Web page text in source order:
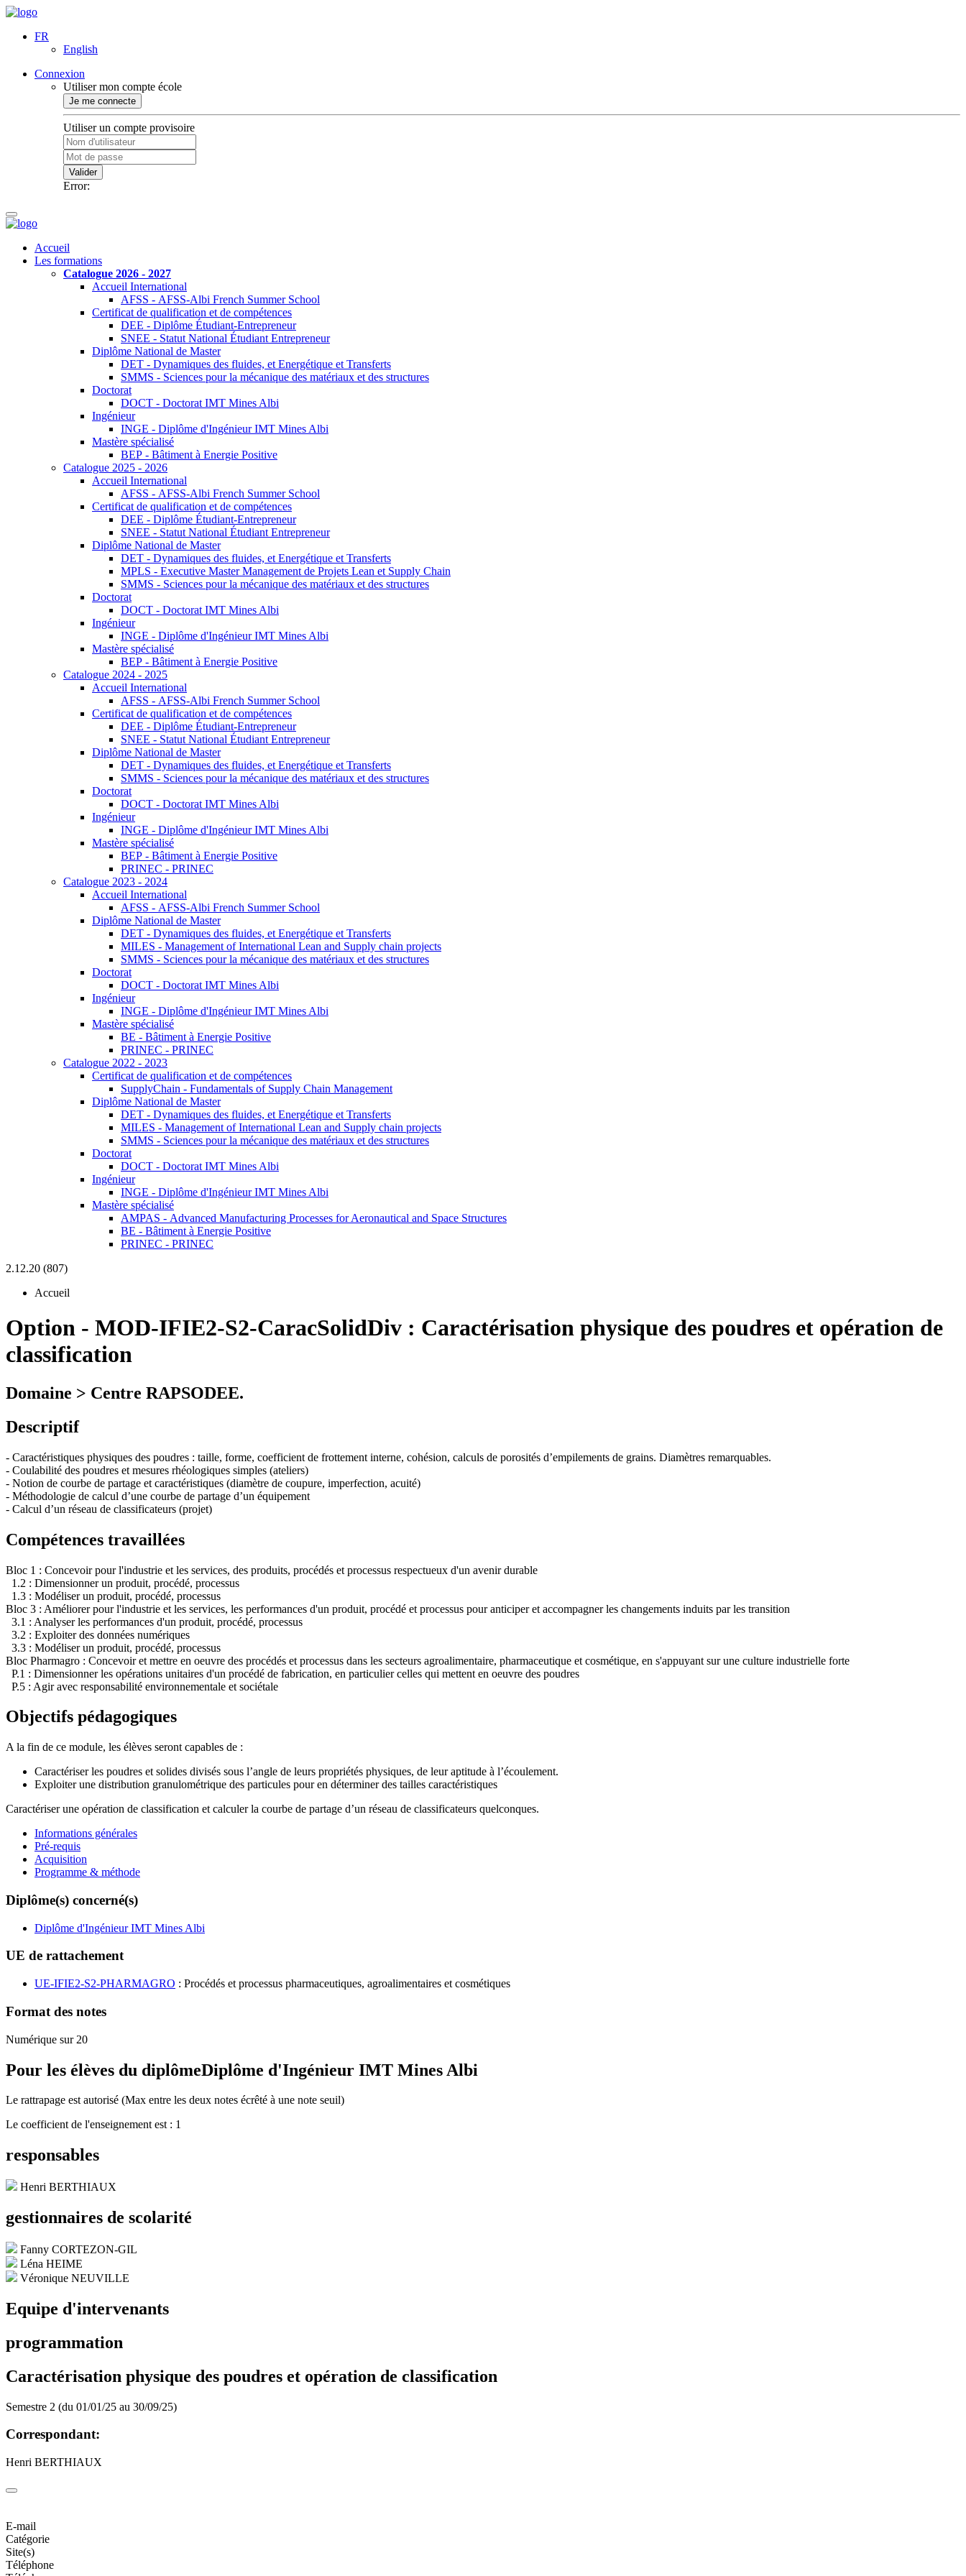
FR
English
Connexion
Utiliser mon compte école
Je me connecte
Utiliser un compte provisoire
Valider
Error:
Accueil
Les formations
Catalogue 2026 - 2027
Accueil International
AFSS - AFSS-Albi French Summer School
Certificat de qualification et de compétences
DEE - Diplôme Étudiant-Entrepreneur
SNEE - Statut National Étudiant Entrepreneur
Diplôme National de Master
DET - Dynamiques des fluides, et Energétique et Transferts
SMMS - Sciences pour la mécanique des matériaux et des structures
Doctorat
DOCT - Doctorat IMT Mines Albi
Ingénieur
INGE - Diplôme d'Ingénieur IMT Mines Albi
Mastère spécialisé
BEP - Bâtiment à Energie Positive
Catalogue 2025 - 2026
Accueil International
AFSS - AFSS-Albi French Summer School
Certificat de qualification et de compétences
DEE - Diplôme Étudiant-Entrepreneur
SNEE - Statut National Étudiant Entrepreneur
Diplôme National de Master
DET - Dynamiques des fluides, et Energétique et Transferts
MPLS - Executive Master Management de Projets Lean et Supply Chain
SMMS - Sciences pour la mécanique des matériaux et des structures
Doctorat
DOCT - Doctorat IMT Mines Albi
Ingénieur
INGE - Diplôme d'Ingénieur IMT Mines Albi
Mastère spécialisé
BEP - Bâtiment à Energie Positive
Catalogue 2024 - 2025
Accueil International
AFSS - AFSS-Albi French Summer School
Certificat de qualification et de compétences
DEE - Diplôme Étudiant-Entrepreneur
SNEE - Statut National Étudiant Entrepreneur
Diplôme National de Master
DET - Dynamiques des fluides, et Energétique et Transferts
SMMS - Sciences pour la mécanique des matériaux et des structures
Doctorat
DOCT - Doctorat IMT Mines Albi
Ingénieur
INGE - Diplôme d'Ingénieur IMT Mines Albi
Mastère spécialisé
BEP - Bâtiment à Energie Positive
PRINEC - PRINEC
Catalogue 2023 - 2024
Accueil International
AFSS - AFSS-Albi French Summer School
Diplôme National de Master
DET - Dynamiques des fluides, et Energétique et Transferts
MILES - Management of International Lean and Supply chain projects
SMMS - Sciences pour la mécanique des matériaux et des structures
Doctorat
DOCT - Doctorat IMT Mines Albi
Ingénieur
INGE - Diplôme d'Ingénieur IMT Mines Albi
Mastère spécialisé
BE - Bâtiment à Energie Positive
PRINEC - PRINEC
Catalogue 2022 - 2023
Certificat de qualification et de compétences
SupplyChain - Fundamentals of Supply Chain Management
Diplôme National de Master
DET - Dynamiques des fluides, et Energétique et Transferts
MILES - Management of International Lean and Supply chain projects
SMMS - Sciences pour la mécanique des matériaux et des structures
Doctorat
DOCT - Doctorat IMT Mines Albi
Ingénieur
INGE - Diplôme d'Ingénieur IMT Mines Albi
Mastère spécialisé
AMPAS - Advanced Manufacturing Processes for Aeronautical and Space Structures
BE - Bâtiment à Energie Positive
PRINEC - PRINEC
2.12.20 (807)
Accueil
Option - MOD-IFIE2-S2-CaracSolidDiv : Caractérisation physique des poudres et opération de
classification
Domaine > Centre RAPSODEE.
Descriptif
- Caractéristiques physiques des poudres : taille, forme, coefficient de frottement interne, cohésion, calculs de porosités d’empilements de grains. Diamètres remarquables.
- Coulabilité des poudres et mesures rhéologiques simples (ateliers)
- Notion de courbe de partage et caractéristiques (diamètre de coupure, imperfection, acuité)
- Méthodologie de calcul d’une courbe de partage d’un équipement
- Calcul d’un réseau de classificateurs (projet)
Compétences travaillées
Bloc 1 : Concevoir pour l'industrie et les services, des produits, procédés et processus respectueux d'un avenir durable
1.2 : Dimensionner un produit, procédé, processus
1.3 : Modéliser un produit, procédé, processus
Bloc 3 : Améliorer pour l'industrie et les services, les performances d'un produit, procédé et processus pour anticiper et accompagner les changements induits par les transition
3.1 : Analyser les performances d'un produit, procédé, processus
3.2 : Exploiter des données numériques
3.3 : Modéliser un produit, procédé, processus
Bloc Pharmagro : Concevoir et mettre en oeuvre des procédés et processus dans les secteurs agroalimentaire, pharmaceutique et cosmétique, en s'appuyant sur une culture industrielle forte
P.1 : Dimensionner les opérations unitaires d'un procédé de fabrication, en particulier celles qui mettent en oeuvre des poudres
P.5 : Agir avec responsabilité environnementale et sociétale
Objectifs pédagogiques
A la fin de ce module, les élèves seront capables de :
Caractériser les poudres et solides divisés sous l’angle de leurs propriétés physiques, de leur aptitude à l’écoulement.
Exploiter une distribution granulométrique des particules pour en déterminer des tailles caractéristiques
Caractériser une opération de classification et calculer la courbe de partage d’un réseau de classificateurs quelconques.
Informations générales
Pré-requis
Acquisition
Programme & méthode
Diplôme(s) concerné(s)
Diplôme d'Ingénieur IMT Mines Albi
UE de rattachement
UE-IFIE2-S2-PHARMAGRO : Procédés et processus pharmaceutiques, agroalimentaires et cosmétiques
Format des notes
Numérique sur 20
Pour les élèves du diplômeDiplôme d'Ingénieur IMT Mines Albi
Le rattrapage est autorisé (Max entre les deux notes écrêté à une note seuil)
Le coefficient de l'enseignement est : 1
responsables
Henri BERTHIAUX
gestionnaires de scolarité
Fanny CORTEZON-GIL
Léna HEIME
Véronique NEUVILLE
Equipe d'intervenants
programmation
Caractérisation physique des poudres et opération de classification
Semestre 2 (du 01/01/25 au 30/09/25)
Correspondant:
Henri BERTHIAUX
E-mail
Catégorie
Site(s)
Téléphone